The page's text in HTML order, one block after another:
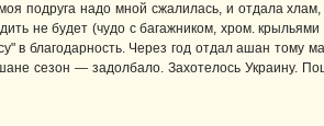
подруга надо мной сжалилась, и отдала
не будет (чудо с багажником, хром.
в благодарность. Через год отдал ашан тому
сезон — задолбало. Захотелось Украину.